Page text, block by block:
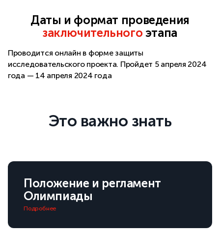
Даты и формат проведения
заключительного этапа
Проводится онлайн в форме защиты
исследовательского проекта. Пройдет 5 апреля 2024
года — 14 апреля 2024 года
Это важно знать
Положение и регламент
Олимпиады
Подробнее